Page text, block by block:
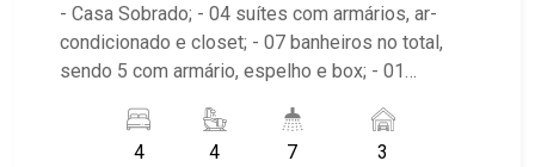
- Casa Sobrado; - 04 suítes com armários, ar-
condicionado e closet; - 07 banheiros no total,
sendo 5 com armário, espelho e box; - 01
- Living 03 ambientes; - Sala de Jantar; - Sala de
TV com ar-condicionado; - Escritório; - Cozinha
4 4 7 3